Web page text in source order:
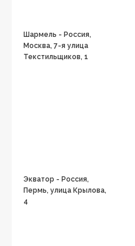
Шармель - Россия,
Москва, 7-я улица
Текстильщиков, 1
Экватор - Россия,
Пермь, улица Крылова,
4